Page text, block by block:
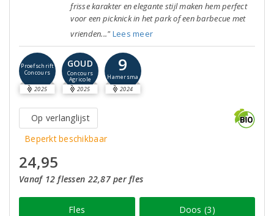
frisse karakter en elegante stijl maken hem perfect
voor een picknick in het park of een barbecue met
vrienden..." Lees meer
Proefschrift
Concours
2025
GOUD
Concours
Agricole
2025
9
Hamersma
2024
Op verlanglijst
Beperkt beschikbaar
24,95
Vanaf 12 flessen 22,87 per fles
Fles Doos (3)